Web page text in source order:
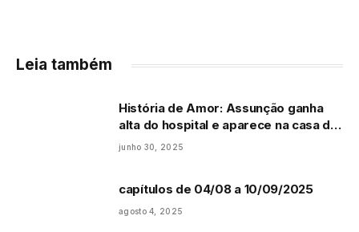
Leia também
História de Amor: Assunção ganha
alta do hospital e aparece na casa de
Helena na noite de Natal: “Eu também
junho 30, 2025
capítulos de 04/08 a 10/09/2025
agosto 4, 2025